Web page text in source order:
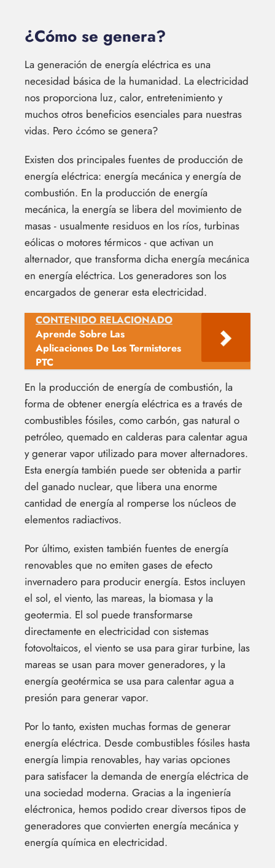
¿Cómo se genera?
La generación de energía eléctrica es una
necesidad básica de la humanidad. La electricidad
nos proporciona luz, calor, entretenimiento y
muchos otros beneficios esenciales para nuestras
vidas. Pero ¿cómo se genera?
Existen dos principales fuentes de producción de
energía eléctrica: energía mecánica y energía de
combustión. En la producción de energía
mecánica, la energía se libera del movimiento de
masas - usualmente residuos en los ríos, turbinas
eólicas o motores térmicos - que activan un
alternador, que transforma dicha energía mecánica
en energía eléctrica. Los generadores son los
encargados de generar esta electricidad.
CONTENIDO RELACIONADO
Aprende Sobre Las
Aplicaciones De Los Termistores
PTC
En la producción de energía de combustión, la
forma de obtener energía eléctrica es a través de
combustibles fósiles, como carbón, gas natural o
petróleo, quemado en calderas para calentar agua
y generar vapor utilizado para mover alternadores.
Esta energía también puede ser obtenida a partir
del ganado nuclear, que libera una enorme
cantidad de energía al romperse los núcleos de
elementos radiactivos.
Por último, existen también fuentes de energía
renovables que no emiten gases de efecto
invernadero para producir energía. Estos incluyen
el sol, el viento, las mareas, la biomasa y la
geotermia. El sol puede transformarse
directamente en electricidad con sistemas
fotovoltaicos, el viento se usa para girar turbine, las
mareas se usan para mover generadores, y la
energía geotérmica se usa para calentar agua a
presión para generar vapor.
Por lo tanto, existen muchas formas de generar
energía eléctrica. Desde combustibles fósiles hasta
energía limpia renovables, hay varias opciones
para satisfacer la demanda de energía eléctrica de
una sociedad moderna. Gracias a la ingeniería
eléctronica, hemos podido crear diversos tipos de
generadores que convierten energía mecánica y
energía química en electricidad.